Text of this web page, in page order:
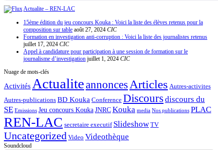
Actualite – REN-LAC
15ème édition du jeu concours Kouka : Voici la liste des élèves retenus pour la
composition sur table août 27, 2024 CIC
Formation en investigation anti-corruption : Voici la liste des journalistes retenus
juillet 17, 2024 CIC
Appel à candidature pour participation à une session de formation sur le
journalisme d’investigation juillet 1, 2024 CIC
Nuage de mots-clés
Activités Actualiteannonces Articles Autres-activites
Autres-publications BD Kouka Conference Discours discours du
SE Emissions Jeu concours KoukaJNRCKouka media Nos publications PLAC
REN-LAC secretaire executif Slideshow TV
Uncategorized Video Videothèque
Soundcloud